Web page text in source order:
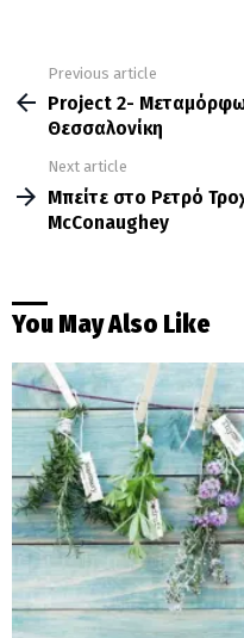
more
Previous article
Project 2-
Θεσσαλονίκη
Next article
Μπείτε στο Ρετρό
McConaughey
You May Also Like